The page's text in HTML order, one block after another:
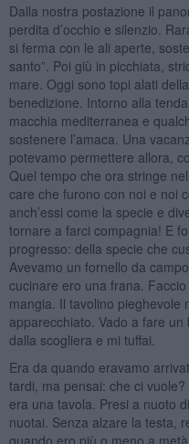
Dalla nostra postazione il
perdita d’occhio e silenzio.
si ferma con le ali aperte,
santo”. Poi giù in picchiata,
mare. Oggi sono topi alati
benedizione. Intorno alla
macchia mediterranea e
sostenere l’amaca. Una
potevamo permettere allora,
Quel tempo che ora stringe
care che furono con noi e noi
anch’essi come la specie e
tornare a farci compagnia! E
progresso: della specie che
Avevamo un fornello da
cucinare ero una frana.
mangia. Il tavolino pieghevole
apparecchiato. Vado a fare
dalla scogliera e mi tuffai.
Era da quando eravamo
tardi, ma pensai: che ci
era una tavola. Presi a nuoto
nuotai. Senza alzare la testa,
quando ero più o meno a